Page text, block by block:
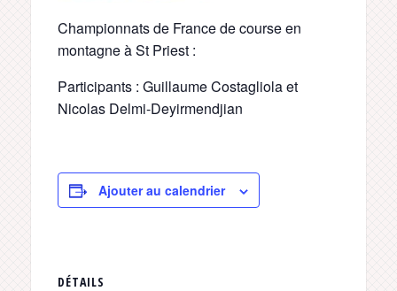
Championnats de France de course en
montagne à St Priest :
Participants : Guillaume Costagliola et
Nicolas Delmi-Deyirmendjian
Ajouter au calendrier
DÉTAILS